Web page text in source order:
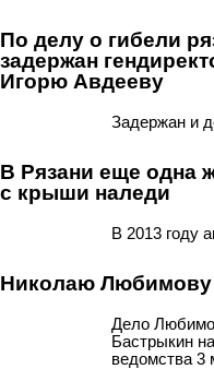
По делу о гибели
задержан
Игорю Авдееву
Задержан и
В Рязани еще одна
с крыши наледи
В 2013 году
Николаю Любимову
Дело
Бастрыкин
ведомства 3